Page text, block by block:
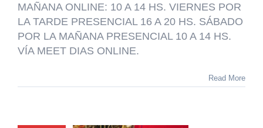
DEL
FANTASMA
Y
ACTO
MAÑANA ONLINE: 10 A 14 HS. VIERNES POR
LA TARDE PRESENCIAL 16 A 20 HS. SÁBADO
POR LA MAÑANA PRESENCIAL 10 A 14 HS.
VÍA MEET DIAS ONLINE.
Read More